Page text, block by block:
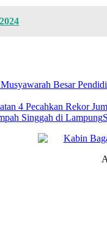
4 Pecahkan Rekor